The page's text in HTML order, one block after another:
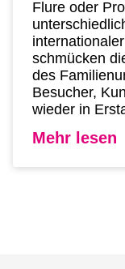
Flure oder
schmücken
des
Besucher,
wieder in
Mehr lesen